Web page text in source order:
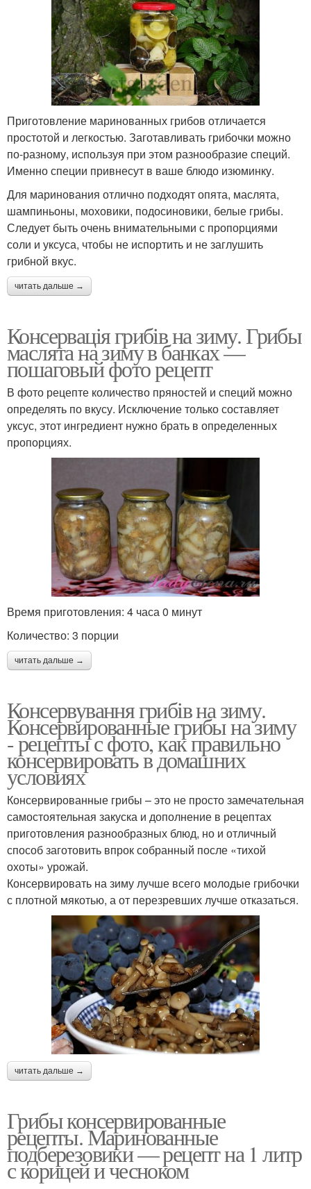
Приготовление маринованных грибов отличается
простотой и легкостью. Заготавливать грибочки можно
по-разному, используя при этом разнообразие специй.
Именно специи привнесут в ваше блюдо изюминку.
Для маринования отлично подходят опята, маслята,
шампиньоны, моховики, подосиновики, белые грибы.
Следует быть очень внимательными с пропорциями
соли и уксуса, чтобы не испортить и не заглушить
грибной вкус.
читать дальше →
Консервація грибів на зиму. Грибы
маслята на зиму в банках —
пошаговый фото рецепт
В фото рецепте количество пряностей и специй можно
определять по вкусу. Исключение только составляет
уксус, этот ингредиент нужно брать в определенных
пропорциях.
Время приготовления: 4 часа 0 минут
Количество: 3 порции
читать дальше →
Консервування грибів на зиму.
Консервированные грибы на зиму
- рецепты с фото, как правильно
консервировать в домашних
условиях
Консервированные грибы – это не просто замечательная
самостоятельная закуска и дополнение в рецептах
приготовления разнообразных блюд, но и отличный
способ заготовить впрок собранный после «тихой
охоты» урожай.
Консервировать на зиму лучше всего молодые грибочки
с плотной мякотью, а от перезревших лучше отказаться.
читать дальше →
Грибы консервированные
рецепты. Маринованные
подберезовики — рецепт на 1 литр
с корицей и чесноком